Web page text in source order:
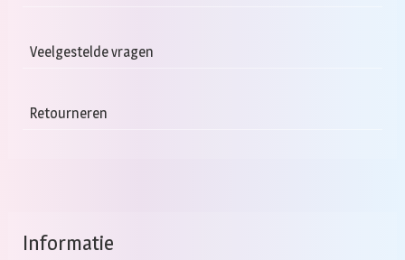
Veelgestelde vragen
Retourneren
Informatie